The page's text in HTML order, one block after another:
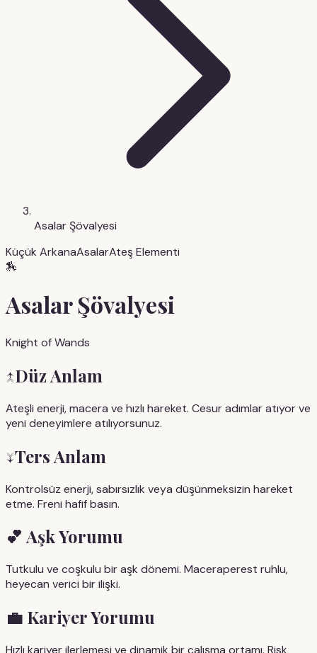
Asalar Şövalyesi
Küçük ArkanaAsalarAteşElementi
🏇
Asalar Şövalyesi
Knight of Wands
↑Düz Anlam
Ateşli enerji, macera ve hızlı hareket. Cesur adımlar atıyor ve
yeni deneyimlere atılıyorsunuz.
↓Ters Anlam
Kontrolsüz enerji, sabırsızlık veya düşünmeksizin hareket
etme. Freni hafif basın.
💕Aşk Yorumu
Tutkulu ve coşkulu bir aşk dönemi. Maceraperest ruhlu,
heyecan verici bir ilişki.
💼 Kariyer Yorumu
Hızlı kariyer ilerlemesi ve dinamik bir çalışma ortamı. Risk